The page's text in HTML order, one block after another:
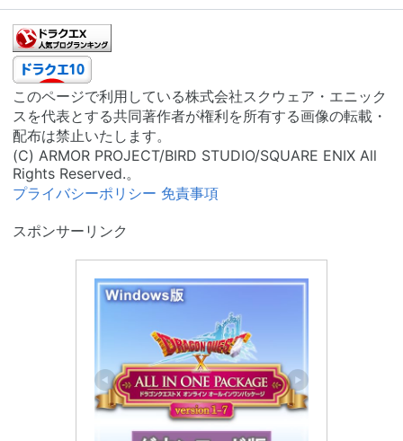
このページで利用している株式会社スクウェア・エニック
スを代表とする共同著作者が権利を所有する画像の転載・
配布は禁止いたします。
(C) ARMOR PROJECT/BIRD STUDIO/SQUARE ENIX All
Rights Reserved.。
プライバシーポリシー 免責事項
スポンサーリンク